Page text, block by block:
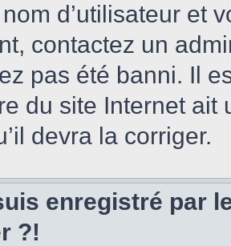
d’utilisateur et
contactez un
pas été banni. Il
du site Internet
devra la corriger.
enregistré par
?!